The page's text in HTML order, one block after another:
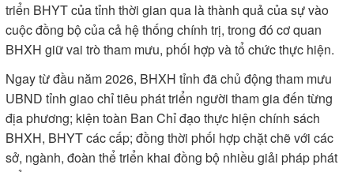
triển BHYT của tỉnh thời gian qua là thành quả của sự vào
cuộc đồng bộ của cả hệ thống chính trị, trong đó cơ quan
BHXH giữ vai trò tham mưu, phối hợp và tổ chức thực hiện.
Ngay từ đầu năm 2026, BHXH tỉnh đã chủ động tham mưu
UBND tỉnh giao chỉ tiêu phát triển người tham gia đến từng
địa phương; kiện toàn Ban Chỉ đạo thực hiện chính sách
BHXH, BHYT các cấp; đồng thời phối hợp chặt chẽ với các
sở, ngành, đoàn thể triển khai đồng bộ nhiều giải pháp phát